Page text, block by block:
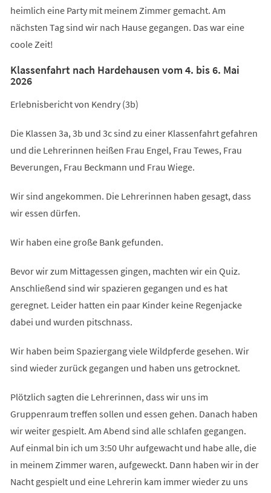
heimlich eine Party mit meinem Zimmer gemacht. Am
nächsten Tag sind wir nach Hause gegangen. Das war eine
coole Zeit!
Klassenfahrt nach Hardehausen vom 4. bis 6. Mai
2026
Erlebnisbericht von Kendry (3b)
Die Klassen 3a, 3b und 3c sind zu einer Klassenfahrt gefahren
und die Lehrerinnen heißen Frau Engel, Frau Tewes, Frau
Beverungen, Frau Beckmann und Frau Wiege.
Wir sind angekommen. Die Lehrerinnen haben gesagt, dass
wir essen dürfen.
Wir haben eine große Bank gefunden.
Bevor wir zum Mittagessen gingen, machten wir ein Quiz.
Anschließend sind wir spazieren gegangen und es hat
geregnet. Leider hatten ein paar Kinder keine Regenjacke
dabei und wurden pitschnass.
Wir haben beim Spaziergang viele Wildpferde gesehen. Wir
sind wieder zurück gegangen und haben uns getrocknet.
Plötzlich sagten die Lehrerinnen, dass wir uns im
Gruppenraum treffen sollen und essen gehen. Danach haben
wir weiter gespielt. Am Abend sind alle schlafen gegangen.
Auf einmal bin ich um 3:50 Uhr aufgewacht und habe alle, die
in meinem Zimmer waren, aufgeweckt. Dann haben wir in der
Nacht gespielt und eine Lehrerin kam immer wieder zu uns